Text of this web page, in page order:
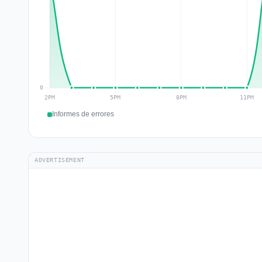
Informes de errores
ADVERTISEMENT